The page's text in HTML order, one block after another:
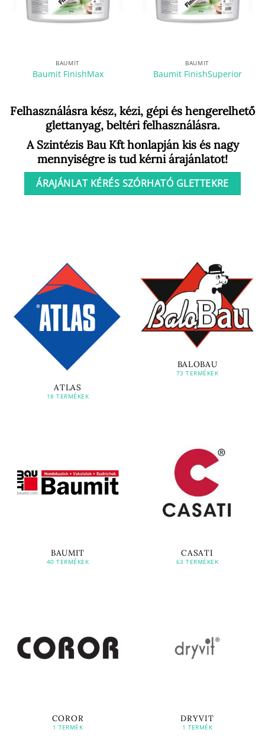
BAUMIT
Baumit FinishMax
BAUMIT
Baumit FinishSuperior
Felhasználásra kész, kézi, gépi és hengerelhető
glettanyag, beltéri felhasználásra.
A Szintézis Bau Kft honlapján kis és nagy
mennyiségre is tud kérni árajánlatot!
ÁRAJÁNLAT KÉRÉS SZÓRHATÓ GLETTEKRE
ATLAS
18 TERMÉKEK
BALOBAU
73 TERMÉKEK
BAUMIT
40 TERMÉKEK
CASATI
63 TERMÉKEK
COROR
1 TERMÉK
DRYVIT
1 TERMÉK